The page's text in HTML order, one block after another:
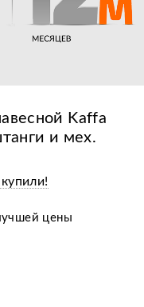
Kaffa
и мех.
цены